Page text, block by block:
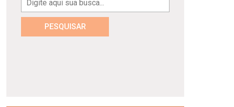
PESQUISAR